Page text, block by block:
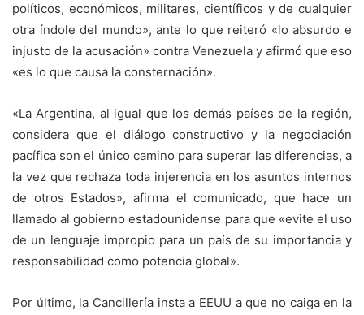
políticos, económicos, militares, científicos y de cualquier
otra índole del mundo», ante lo que reiteró «lo absurdo e
injusto de la acusación» contra Venezuela y afirmó que eso
«es lo que causa la consternación».
«La Argentina, al igual que los demás países de la región,
considera que el diálogo constructivo y la negociación
pacífica son el único camino para superar las diferencias, a
la vez que rechaza toda injerencia en los asuntos internos
de otros Estados», afirma el comunicado, que hace un
llamado al gobierno estadounidense para que «evite el uso
de un lenguaje impropio para un país de su importancia y
responsabilidad como potencia global».
Por último, la Cancillería insta a EEUU a que no caiga en la